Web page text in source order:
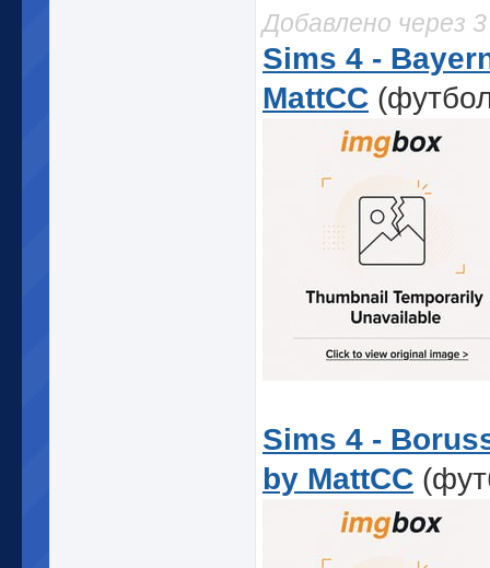
Добавлено через
Sims 4 -
MattCC
Sims 4 -
by MattCC